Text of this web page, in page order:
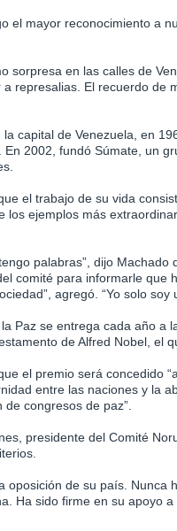
el mayor reconocimiento a
sorpresa en las calles de
represalias. El recuerdo de
la capital de Venezuela, en
2002, fundó Súmate, un
el trabajo de su vida
los ejemplos más
palabras”, dijo
comité para informarle que
agregó. “Yo solo
Paz se entrega cada año a
de Alfred Nobel, el
el premio será concedido
entre las naciones y la
congresos de paz”.
presidente del Comité
oposición de su país. Nunca
Ha sido firme en su apoyo